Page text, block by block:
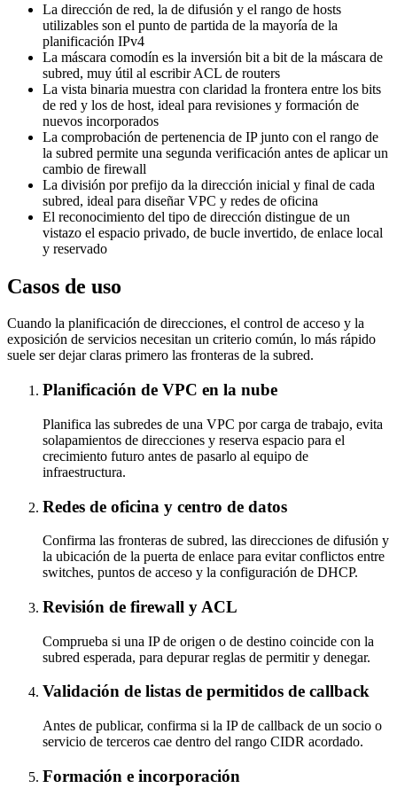
La dirección de red, la de difusión y el rango de hosts
utilizables son el punto de partida de la mayoría de la
planificación IPv4
La máscara comodín es la inversión bit a bit de la máscara de
subred, muy útil al escribir ACL de routers
La vista binaria muestra con claridad la frontera entre los bits
de red y los de host, ideal para revisiones y formación de
nuevos incorporados
La comprobación de pertenencia de IP junto con el rango de
la subred permite una segunda verificación antes de aplicar un
cambio de firewall
La división por prefijo da la dirección inicial y final de cada
subred, ideal para diseñar VPC y redes de oficina
El reconocimiento del tipo de dirección distingue de un
vistazo el espacio privado, de bucle invertido, de enlace local
y reservado
Casos de uso
Cuando la planificación de direcciones, el control de acceso y la
exposición de servicios necesitan un criterio común, lo más rápido
suele ser dejar claras primero las fronteras de la subred.
Planificación de VPC en la nube
Planifica las subredes de una VPC por carga de trabajo, evita
solapamientos de direcciones y reserva espacio para el
crecimiento futuro antes de pasarlo al equipo de
infraestructura.
Redes de oficina y centro de datos
Confirma las fronteras de subred, las direcciones de difusión y
la ubicación de la puerta de enlace para evitar conflictos entre
switches, puntos de acceso y la configuración de DHCP.
Revisión de firewall y ACL
Comprueba si una IP de origen o de destino coincide con la
subred esperada, para depurar reglas de permitir y denegar.
Validación de listas de permitidos de callback
Antes de publicar, confirma si la IP de callback de un socio o
servicio de terceros cae dentro del rango CIDR acordado.
Formación e incorporación